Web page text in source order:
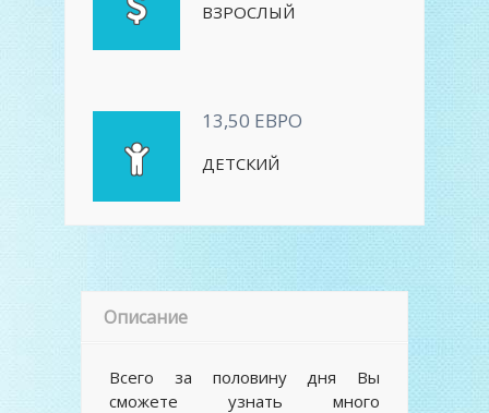
ВЗРОСЛЫЙ
13,50 ЕВРО
ДЕТСКИЙ
Описание
Всего за половину дня Вы
сможете узнать много